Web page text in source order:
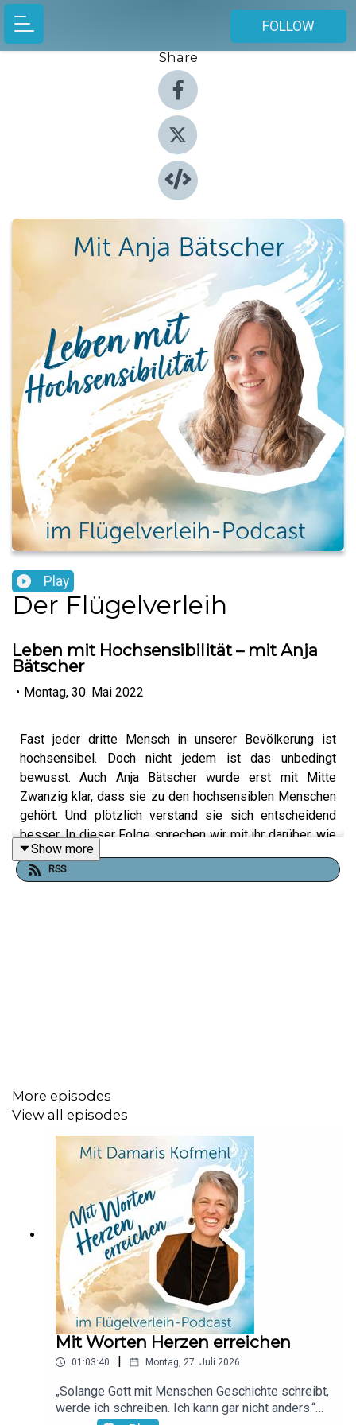
FOLLOW
Share
Play
Der Flügelverleih
Leben mit Hochsensibilität – mit Anja
Bätscher
• Montag, 30. Mai 2022
Fast jeder dritte Mensch in unserer Bevölkerung ist
hochsensibel. Doch nicht jedem ist das unbedingt
bewusst. Auch Anja Bätscher wurde erst mit Mitte
Zwanzig klar, dass sie zu den hochsensiblen Menschen
gehört. Und plötzlich verstand sie sich entscheidend
besser. In dieser Folge sprechen wir mit ihr darüber, wie
es ist, als hochsensibler Mensch durch die Welt zu
gehen. Eine spannende Entdeckungsreise zu einer Gabe,
Show more
RSS
More episodes
View all episodes
Mit Worten Herzen erreichen
01:03:40 Montag, 27. Juli 2026
„Solange Gott mit Menschen Geschichte schreibt,
werde ich schreiben. Ich kann gar nicht anders.“